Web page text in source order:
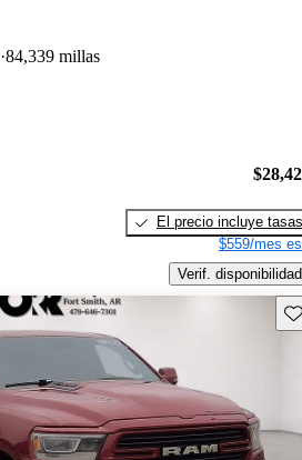
84,339 millas
El precio incluye tasas
$559/mes
Verif. disponibilidad